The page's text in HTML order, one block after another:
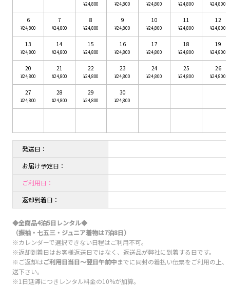
¥24,800 ¥24,800 ¥24,800 ¥24,800 ¥24,800
6
¥24,800
7
¥24,800
8
¥24,800
9
¥24,800
10
¥24,800
11
¥24,800
12
¥24,800
13
¥24,800
14
¥24,800
15
¥24,800
16
¥24,800
17
¥24,800
18
¥24,800
19
¥24,800
20
¥24,800
21
¥24,800
22
¥24,800
23
¥24,800
24
¥24,800
25
¥24,800
26
¥24,800
27
¥24,800
28
¥24,800
29
¥24,800
30
¥24,800
発送日：
お届け予定日：
ご利用日：
返却到着日：
◆全商品4泊5日レンタル◆
（振袖・七五三・ジュニア着物は7泊8日）
※カレンダーで選択できない日程はご利用不可。
※返却到着日はお客様返送日ではなく、返送品が弊社に到着する日です。
※ご返却はご利用日当日〜翌日午前中までに同封の着払い伝票をご利用の上、
送下さい。
※1日延滞につきレンタル料金の10%が加算。